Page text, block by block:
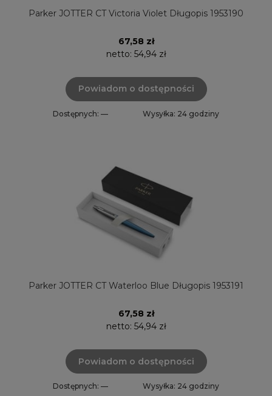
Parker JOTTER CT Victoria Violet Długopis 1953190
67,58 zł
netto: 54,94 zł
Powiadom o dostępności
Dostępnych: — Wysyłka: 24 godziny
Parker JOTTER CT Waterloo Blue Długopis 1953191
67,58 zł
netto: 54,94 zł
Powiadom o dostępności
Dostępnych: — Wysyłka: 24 godziny